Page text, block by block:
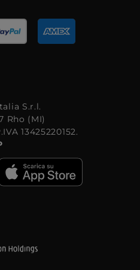
S.r.l.
Rho (MI)
13425220152.